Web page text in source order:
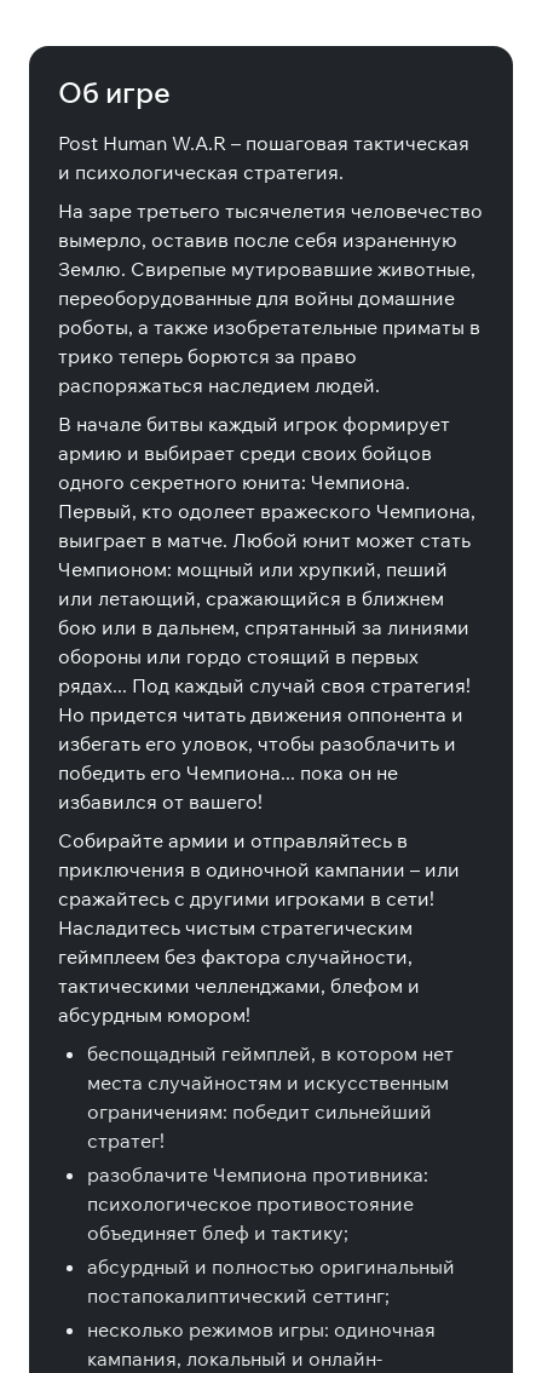
Об игре
Post Human W.A.R – пошаговая тактическая
и психологическая стратегия.
На заре третьего тысячелетия человечество
вымерло, оставив после себя израненную
Землю. Свирепые мутировавшие животные,
переоборудованные для войны домашние
роботы, а также изобретательные приматы в
трико теперь борются за право
распоряжаться наследием людей.
В начале битвы каждый игрок формирует
армию и выбирает среди своих бойцов
одного секретного юнита: Чемпиона.
Первый, кто одолеет вражеского Чемпиона,
выиграет в матче. Любой юнит может стать
Чемпионом: мощный или хрупкий, пеший
или летающий, сражающийся в ближнем
бою или в дальнем, спрятанный за линиями
обороны или гордо стоящий в первых
рядах... Под каждый случай своя стратегия!
Но придется читать движения оппонента и
избегать его уловок, чтобы разоблачить и
победить его Чемпиона... пока он не
избавился от вашего!
Собирайте армии и отправляйтесь в
приключения в одиночной кампании – или
сражайтесь с другими игроками в сети!
Насладитесь чистым стратегическим
геймплеем без фактора случайности,
тактическими челленджами, блефом и
абсурдным юмором!
беспощадный геймплей, в котором нет
места случайностям и искусственным
ограничениям: победит сильнейший
стратег!
разоблачите Чемпиона противника:
психологическое противостояние
объединяет блеф и тактику;
абсурдный и полностью оригинальный
постапокалиптический сеттинг;
несколько режимов игры: одиночная
кампания, локальный и онлайн-